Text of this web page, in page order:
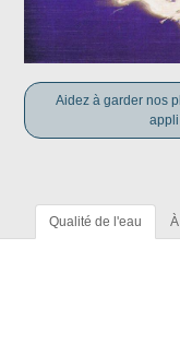
Aidez à garder nos
appli
Qualité de l'eau